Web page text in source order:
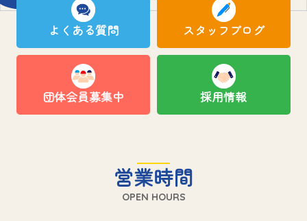
よくある質問 スタッフブログ
団体会員募集中 採用情報
営業時間
OPEN HOURS